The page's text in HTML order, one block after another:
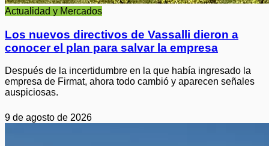
Actualidad y Mercados
Los nuevos directivos de Vassalli dieron a
conocer el plan para salvar la empresa
Después de la incertidumbre en la que había ingresado la
empresa de Firmat, ahora todo cambió y aparecen señales
auspiciosas.
9 de agosto de 2026